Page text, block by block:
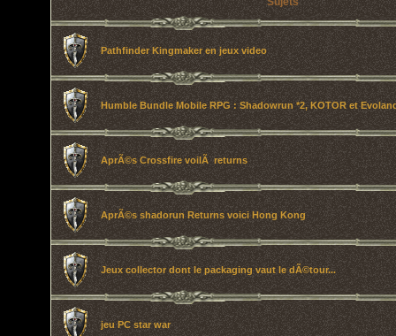
Pathfinder Kingmaker en jeux video
Humble Bundle Mobile RPG : Shadowrun *2, KOTOR et
AprÃ©s Crossfire voilÃ returns
AprÃ©s shadorun Returns voici Hong Kong
Jeux collector dont le packaging vaut le dÃ©tour...
jeu PC star war